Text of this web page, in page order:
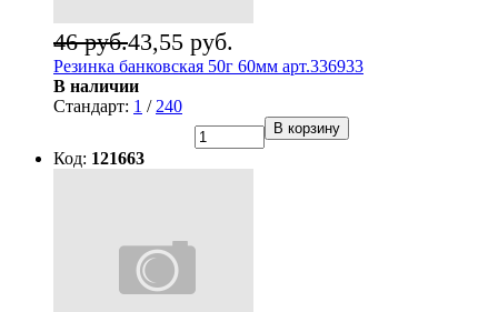
43,55 руб.
46 руб.
Резинка банковская 50г 60мм арт.336933
В наличии
Стандарт: 1 / 240
В корзину
Код: 121663